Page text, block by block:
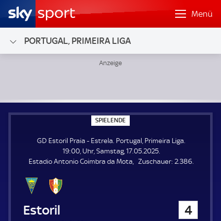
Menü
PORTUGAL, PRIMEIRA LIGA
SPIELENDE
P
E
L
E
N
GD Estoril Praia - Estrela. Portugal, Primeira Liga.
19:00, Uhr, Samstag, 17.05.2025.
Estadio Antonio Coimbra da Mota
Zuschauer: Z
2.386.
GD Estoril Praia 4